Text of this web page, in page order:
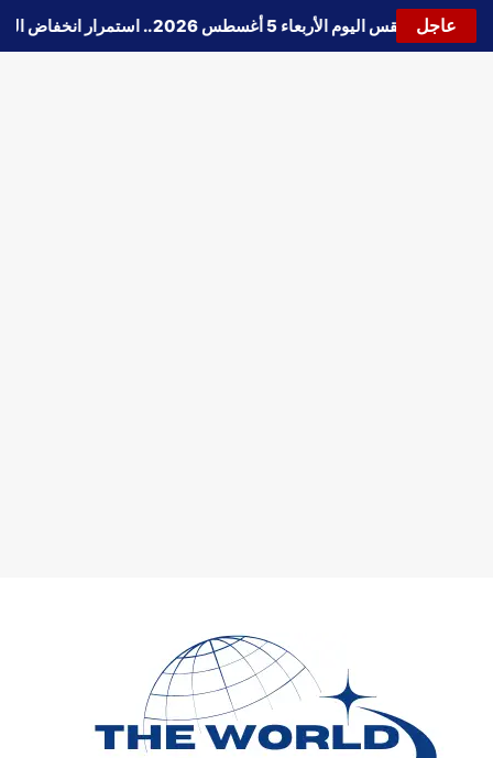
عاجل
🔵حالة الطقس اليوم الأربعاء 5 أغسطس 2026.. استمرار انخفاض الحرارة وتحذيرات من الشبورة واضطراب الملاحة